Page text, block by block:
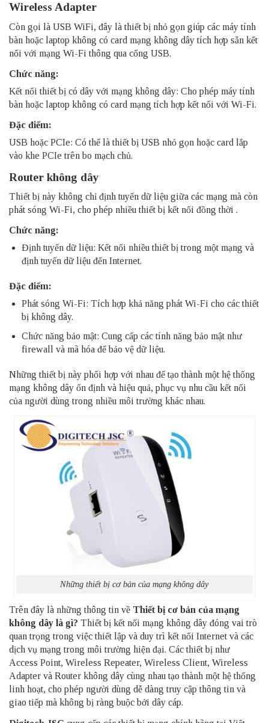
Wireless Adapter
Còn gọi là USB WiFi, đây là thiết bị nhỏ gọn giúp các máy tính
bàn hoặc laptop không có card mạng không dây tích hợp sẵn kết
nối với mạng Wi-Fi thông qua cổng USB.
Chức năng:
Kết nối thiết bị có dây với mạng không dây: Cho phép máy tính
bàn hoặc laptop không có card mạng tích hợp kết nối với Wi-Fi.
Đặc điểm:
USB hoặc PCIe: Có thể là thiết bị USB nhỏ gọn hoặc card lắp
vào khe PCIe trên bo mạch chủ.
Router không dây
Thiết bị này không chỉ định tuyến dữ liệu giữa các mạng mà còn
phát sóng Wi-Fi, cho phép nhiều thiết bị kết nối đồng thời .
Chức năng:
Định tuyến dữ liệu: Kết nối nhiều thiết bị trong một mạng và
định tuyến dữ liệu đến Internet.
Đặc điểm:
Phát sóng Wi-Fi: Tích hợp khả năng phát Wi-Fi cho các thiết
bị không dây.
Chức năng bảo mật: Cung cấp các tính năng bảo mật như
firewall và mã hóa để bảo vệ dữ liệu.
Những thiết bị này phối hợp với nhau để tạo thành một hệ thống
mạng không dây ổn định và hiệu quả, phục vụ nhu cầu kết nối
của người dùng trong nhiều môi trường khác nhau.
Những thiết bị cơ bản của mạng không dây
Trên đây là những thông tin về Thiết bị cơ bản của mạng
không dây là gì? Thiết bị kết nối mạng không dây đóng vai trò
quan trọng trong việc thiết lập và duy trì kết nối Internet và các
dịch vụ mạng trong môi trường hiện đại. Các thiết bị như
Access Point, Wireless Repeater, Wireless Client, Wireless
Adapter và Router không dây cùng nhau tạo thành một hệ thống
linh hoạt, cho phép người dùng dễ dàng truy cập thông tin và
giao tiếp mà không bị ràng buộc bởi dây cáp.